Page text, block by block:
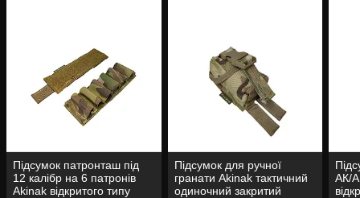
Підсумок патронташ під
12 калібр на 6 патронів
Akinak відкритого типу
Підсумок для ручної
гранати Akinak тактичний
одиночний закритий
АК/